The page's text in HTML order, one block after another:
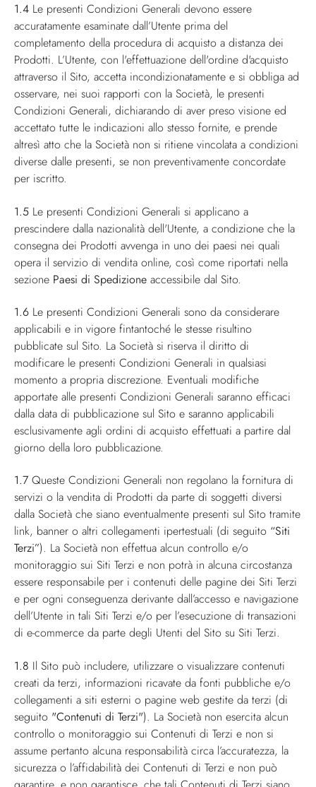
1.4 Le presenti Condizioni Generali devono essere
accuratamente esaminate dall’Utente prima del
completamento della procedura di acquisto a distanza dei
Prodotti. L’Utente, con l'effettuazione dell'ordine d'acquisto
attraverso il Sito, accetta incondizionatamente e si obbliga ad
osservare, nei suoi rapporti con la Società, le presenti
Condizioni Generali, dichiarando di aver preso visione ed
accettato tutte le indicazioni allo stesso fornite, e prende
altresì atto che la Società non si ritiene vincolata a condizioni
diverse dalle presenti, se non preventivamente concordate
per iscritto.
1.5 Le presenti Condizioni Generali si applicano a
prescindere dalla nazionalità dell'Utente, a condizione che la
consegna dei Prodotti avvenga in uno dei paesi nei quali
opera il servizio di vendita online, così come riportati nella
sezione Paesi di Spedizione accessibile dal Sito.
1.6 Le presenti Condizioni Generali sono da considerare
applicabili e in vigore fintantoché le stesse risultino
pubblicate sul Sito. La Società si riserva il diritto di
modificare le presenti Condizioni Generali in qualsiasi
momento a propria discrezione. Eventuali modifiche
apportate alle presenti Condizioni Generali saranno efficaci
dalla data di pubblicazione sul Sito e saranno applicabili
esclusivamente agli ordini di acquisto effettuati a partire dal
giorno della loro pubblicazione.
1.7 Queste Condizioni Generali non regolano la fornitura di
servizi o la vendita di Prodotti da parte di soggetti diversi
dalla Società che siano eventualmente presenti sul Sito tramite
link, banner o altri collegamenti ipertestuali (di seguito “Siti
Terzi”). La Società non effettua alcun controllo e/o
monitoraggio sui Siti Terzi e non potrà in alcuna circostanza
essere responsabile per i contenuti delle pagine dei Siti Terzi
e per ogni conseguenza derivante dall’accesso e navigazione
dell’Utente in tali Siti Terzi e/o per l’esecuzione di transazioni
di e-commerce da parte degli Utenti del Sito su Siti Terzi.
1.8 Il Sito può includere, utilizzare o visualizzare contenuti
creati da terzi, informazioni ricavate da fonti pubbliche e/o
collegamenti a siti esterni o pagine web gestite da terzi (di
seguito "Contenuti di Terzi"). La Società non esercita alcun
controllo o monitoraggio sui Contenuti di Terzi e non si
assume pertanto alcuna responsabilità circa l’accuratezza, la
sicurezza o l’affidabilità dei Contenuti di Terzi e non può